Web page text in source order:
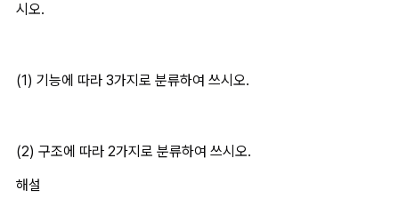
시오.
(1) 기능에 따라 3가지로 분류하여 쓰시오.
(2) 구조에 따라 2가지로 분류하여 쓰시오.
해설